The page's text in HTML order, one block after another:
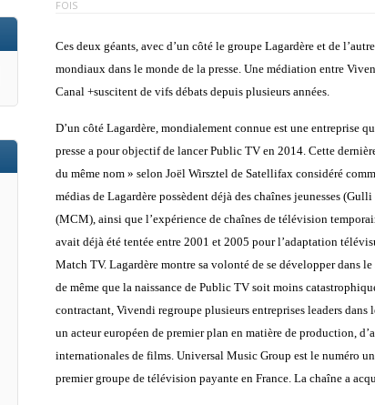
FOIS
Ces deux géants, avec d’un côté le groupe Lagardère et de
mondiaux dans le monde de la presse. Une médiation entre
Canal +suscitent de vifs débats depuis plusieurs années.
D’un côté Lagardère, mondialement connue est une entreprise
presse a pour objectif de lancer Public TV en 2014. Cette
du même nom » selon Joël Wirsztelde Satellifax considéré
médias de Lagardère possèdent déjà des chaînes jeunesses
(MCM), ainsi que l’expérience de chaînes de télévision
avait déjà été tentée entre 2001 et 2005 pour l’adaptation
Match TV. Lagardère montre sa volonté de se développer dans
de même que la naissance de Public TV soit moins
contractant, Vivendi regroupe plusieurs entreprises leaders dans
un acteur européen de premier plan en matière de production,
internationales de films. Universal Music Group est le numéro
premier groupe de télévision payante en France. La chaîne a